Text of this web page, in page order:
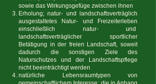
sowie das Wirkungsgefüge zwischen ihnen
Erholung; natur- und landschaftsverträglich
ausgestaltetes Natur- und Freizeiterleben
einschließlich natur- und
landschaftsverträglicher sportlicher
Betätigung in der freien Landschaft, soweit
dadurch die sonstigen Ziele des
Naturschutzes und der Landschaftspflege
nicht beeinträchtigt werden
natürliche Lebensraumtypen von